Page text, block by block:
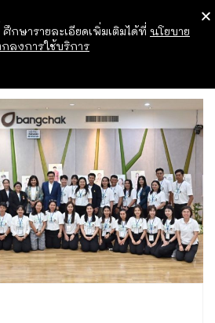
กษารายละเอียดเพิ่มเติมได้ที่ นโยบาย
ลงการใช้บริการ